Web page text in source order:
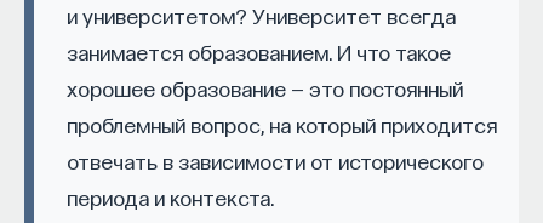
и университетом? Университет всегда
занимается образованием. И что такое
хорошее образование — это постоянный
проблемный вопрос, на который приходится
отвечать в зависимости от исторического
периода и контекста.
Для уже готовых специалистов достаточно
оставить информацию о себе: образование, опыт
работы, навыки, интересы и владение
иностранными языками. КомандаNaukka Talents
будет искать, где эти навыки могут быть
применены, и поможет найти международную